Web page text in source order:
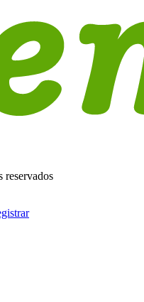
reservados